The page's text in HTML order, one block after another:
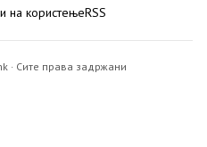
на користењеRSS
· Сите права задржани